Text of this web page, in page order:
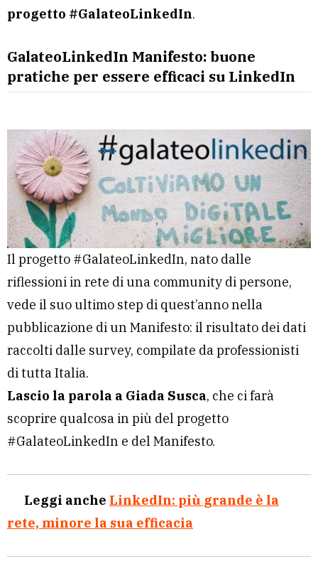
progetto #GalateoLinkedIn.
GalateoLinkedIn Manifesto: buone
pratiche per essere efficaci su LinkedIn
Il progetto #GalateoLinkedIn, nato dalle
riflessioni in rete di una community di persone,
vede il suo ultimo step di quest’anno nella
pubblicazione di un Manifesto: il risultato dei dati
raccolti dalle survey, compilate da professionisti
di tutta Italia.
Lascio la parola a Giada Susca, che ci farà
scoprire qualcosa in più del progetto
#GalateoLinkedIn e del Manifesto.
Leggi anche LinkedIn: più grande è la
rete, minore la sua efficacia